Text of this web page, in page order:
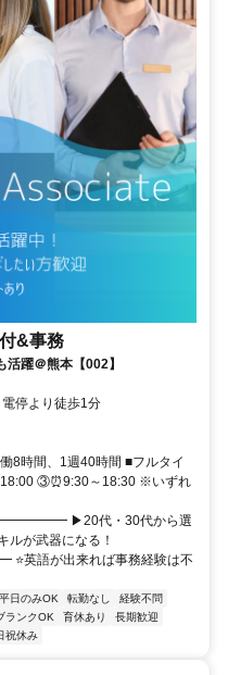
&事務
躍＠熊本【002】
停より徒歩1分
8時間、1週40時間 ■フルタイ
③⏰9:30～18:30 ※いずれ
▶20代・30代から選
が武器になる！
出来れば事務経験は不
平日のみOK 転勤なし
経験不問
ランクOK 育休あり
長期歓迎
祝休み